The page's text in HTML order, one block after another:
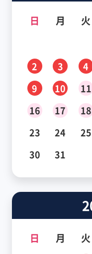
日 月 火
2
3 4
9
10 11
16
17 18
23
24 25
30
31
日 月 火